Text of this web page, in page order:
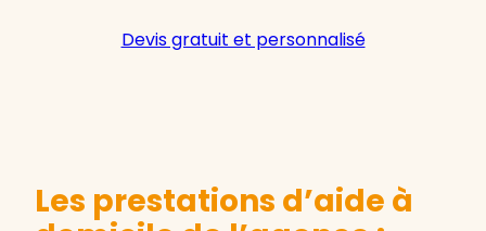
Devis gratuit et personnalisé
Les prestations d’aide à